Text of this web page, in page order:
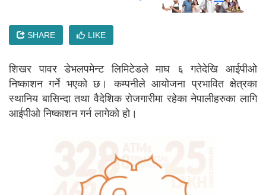
SHARE LIKE
शिखर पावर डेभलपमेन्ट लिमिटेडले माघ ६ गतेदेखि आईपीओ
निष्काशन गर्ने भएको छ। कम्पनीले आयोजना प्रभावित क्षेत्रका
स्थानिय बासिन्दा तथा वैदेशिक रोजगारीमा रहेका नेपालीहरुका लागि
आईपीओ निष्काशन गर्न लागेको हो।